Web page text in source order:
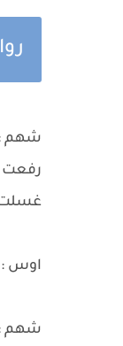
شهم
رفعت
غسلت
اوس :
شهم :